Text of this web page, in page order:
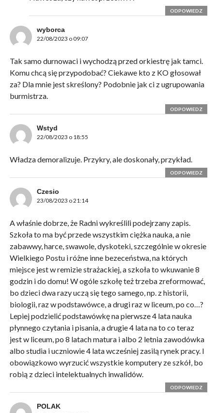
ODPOWIEDZ
wyborca
22/08/2023 o 09:07
Tak samo durnowaci i wychodzą przed orkiestrę jak tamci.
Komu chcą się przypodobać? Ciekawe kto z KO głosował
za? Dla mnie jest skreślony? Podobnie jak ci z ugrupowania
burmistrza.
ODPOWIEDZ
Wstyd
22/08/2023 o 18:55
Władza demoralizuje. Przykry, ale doskonały, przykład.
ODPOWIEDZ
Czesio
23/08/2023 o 21:14
A właśnie dobrze, że Radni wykreślili podejrzany zapis.
Szkoła to ma być przede wszystkim ciężka nauka, a nie
zabawwy, harce, swawole, dyskoteki, szczególnie w okresie
Wielkiego Postu i różne inne bezeceństwa, na których
miejsce jest w remizie strażackiej, a szkoła to wkuwanie 8
godzin i do domu! W ogóle szkołę też trzeba zreformować,
bo dzieci dwa razy uczą się tego samego, np. z historii,
biologii, raz w podstawówce, a drugi raz w liceum, po co…?
Lepiej podzielić podstawówkę na pierwsze 4 lata nauka
płynnego czytania i pisania, a drugie 4 lata na to co teraz
jest w liceum, po 8 latach matura i albo 2 letnia zawodówka
albo studia i uczniowie 4 lata wcześniej zasilą rynek pracy. I
obowiązkowo wyrzucić wszystkie komputery ze szkół, bo
robią z dzieci intelektualnych inwalidów.
ODPOWIEDZ
POLAK